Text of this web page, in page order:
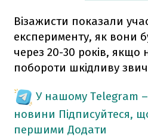
Візажисти показали
експерименту, як вони
через 20-30 років, якщо
побороти шкідливу
У нашому Telegram
новини Підписуйтеся,
першими Додати